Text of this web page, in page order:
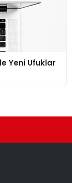
Yeni Ufuklar